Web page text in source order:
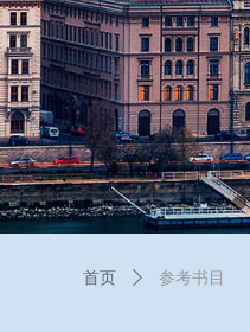
首页 ꄲ 参考书目